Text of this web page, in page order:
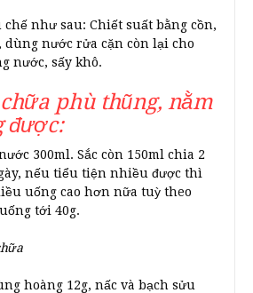
như sau: Chiết suất bằng cồn,
dùng nước rửa cặn còn lại cho
nước, sấy khô.
phù thũng, nằm
được:
300ml. Sắc còn 150ml chia 2
nếu tiểu tiện nhiều được thì
uống cao hơn nữa tuỳ theo
tới 40g.
hoàng 12g, nấc và bạch sửu